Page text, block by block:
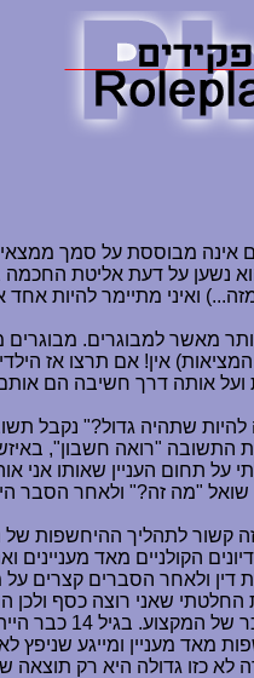
מבוססת על סמך ממצאים
נשען על דעת אליטת החכמה
מזה...) ואיני מתיימר להיות
יותר מאשר למבוגרים.
אין! אם תרצו אז
אותה דרך חשיבה הם אותם
שואל "מה זה?" ולאחר הסבר
לתהליך ההיחשפות של
הקולניים מאד מעניינים
דין ולאחר הסברים קצרים
שאני רוצה כסף ולכן
אליו,
מאד מעניין ומייגע שניפץ
לא כזו גדולה היא רק